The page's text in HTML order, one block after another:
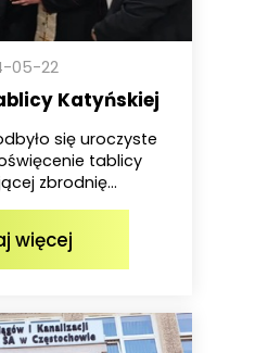
05-22
Katyńskiej
się uroczyste
tablicy
zbrodnię...
więcej